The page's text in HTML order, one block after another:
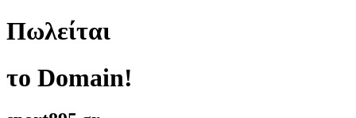
Πωλείται
το Domain!